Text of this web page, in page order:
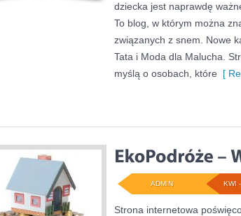
dziecka jest naprawdę
To blog, w którym można
związanych z snem. Nowe
Tata i Moda dla Malucha.
myślą o osobach, które [
KWI
ADMIN
Strona internetowa